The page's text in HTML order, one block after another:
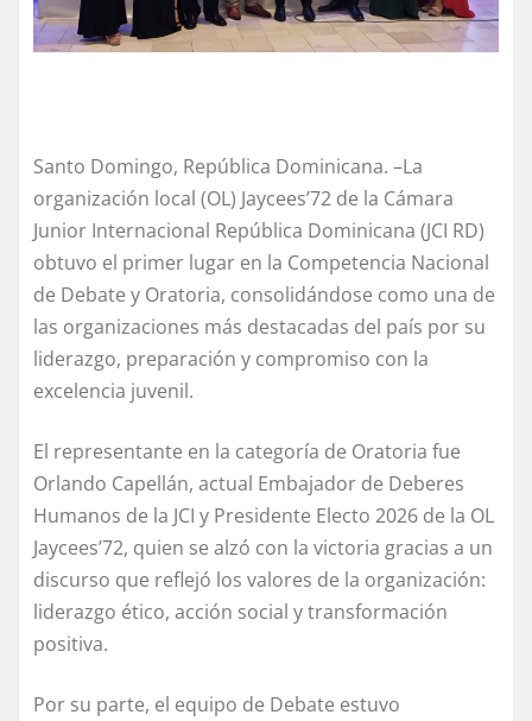
Santo Domingo, República Dominicana. –La
organización local (OL) Jaycees’72 de la Cámara
Junior Internacional República Dominicana (JCI RD)
obtuvo el primer lugar en la Competencia Nacional
de Debate y Oratoria, consolidándose como una de
las organizaciones más destacadas del país por su
liderazgo, preparación y compromiso con la
excelencia juvenil.
El representante en la categoría de Oratoria fue
Orlando Capellán, actual Embajador de Deberes
Humanos de la JCI y Presidente Electo 2026 de la OL
Jaycees’72, quien se alzó con la victoria gracias a un
discurso que reflejó los valores de la organización:
liderazgo ético, acción social y transformación
positiva.
Por su parte, el equipo de Debate estuvo